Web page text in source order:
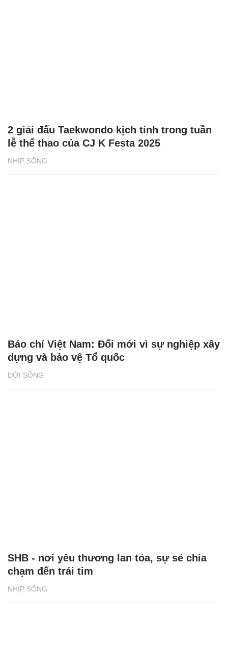
NHỊP SỐNG
2 giải đấu Taekwondo kịch tính trong tuần
lễ thể thao của CJ K Festa 2025
ĐỜI SỐNG
Báo chí Việt Nam: Đổi mới vì sự nghiệp xây
dựng và bảo vệ Tổ quốc
NHỊP SỐNG
SHB - nơi yêu thương lan tỏa, sự sẻ chia
chạm đến trái tim